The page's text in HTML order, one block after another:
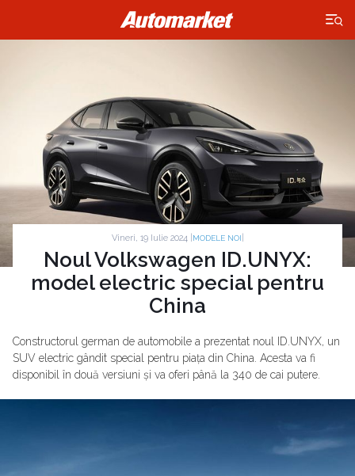
×
Vineri, 19 Iulie 2024 | MODELE NOI
Noul Volkswagen ID.UNYX:
model electric special pentru
China
Constructorul german de automobile a prezentat noul ID.UNYX, un
SUV electric gândit special pentru piața din China. Acesta va fi
disponibil în două versiuni și va oferi până la 340 de cai putere.